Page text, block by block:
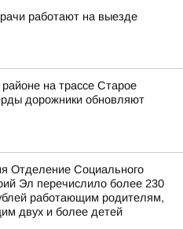
работают на выезде
на трассе Старое
дорожники обновляют
Отделение Социального
Эл перечислило более 230
работающим родителям,
двух и более детей